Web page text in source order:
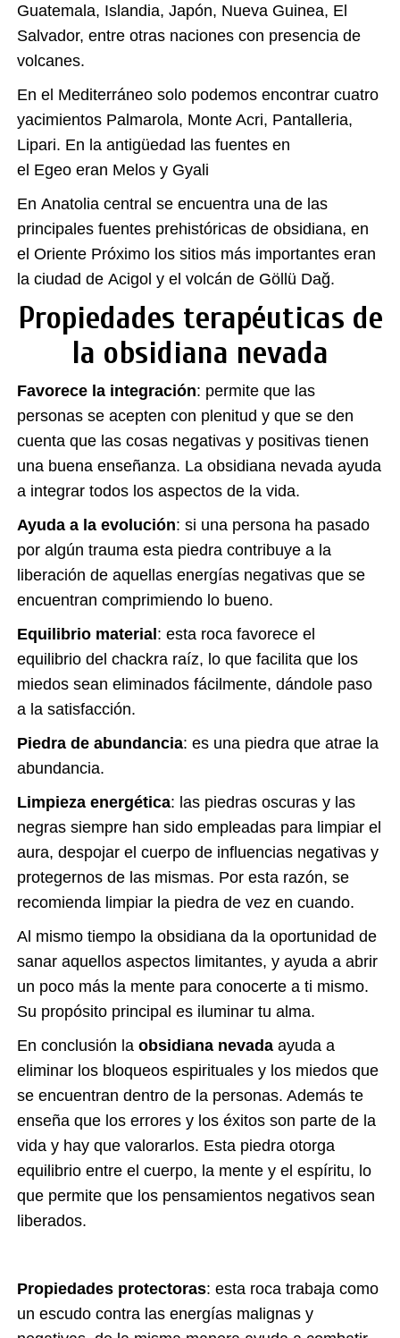
Guatemala, Islandia, Japón, Nueva Guinea, El
Salvador, entre otras naciones con presencia de
volcanes.
En el Mediterráneo solo podemos encontrar cuatro
yacimientos Palmarola, Monte Acri, Pantalleria,
Lipari.​ En la antigüedad las fuentes en
el Egeo eran Melos y Gyali
En Anatolia central se encuentra una de las
principales fuentes prehistóricas de obsidiana, en
el Oriente Próximo los sitios más importantes eran
la ciudad de Acigol y el volcán de Göllü Dağ.
Propiedades terapéuticas de
la obsidiana nevada
Favorece la integración: permite que las
personas se acepten con plenitud y que se den
cuenta que las cosas negativas y positivas tienen
una buena enseñanza. La obsidiana nevada ayuda
a integrar todos los aspectos de la vida.
Ayuda a la evolución: si una persona ha pasado
por algún trauma esta piedra contribuye a la
liberación de aquellas energías negativas que se
encuentran comprimiendo lo bueno.
Equilibrio material : esta roca favorece el
equilibrio del chackra raíz, lo que facilita que los
miedos sean eliminados fácilmente, dándole paso
a la satisfacción.
Piedra de abundancia: es una piedra que atrae la
abundancia.
Limpieza energética: las piedras oscuras y las
negras siempre han sido empleadas para limpiar el
aura, despojar el cuerpo de influencias negativas y
protegernos de las mismas. Por esta razón, se
recomienda limpiar la piedra de vez en cuando.
Al mismo tiempo la obsidiana da la oportunidad de
sanar aquellos aspectos limitantes, y ayuda a abrir
un poco más la mente para conocerte a ti mismo.
Su propósito principal es iluminar tu alma.
En conclusión la obsidiana nevada ayuda a
eliminar los bloqueos espirituales y los miedos que
se encuentran dentro de la personas. Además te
enseña que los errores y los éxitos son parte de la
vida y hay que valorarlos. Esta piedra otorga
equilibrio entre el cuerpo, la mente y el espíritu, lo
que permite que los pensamientos negativos sean
liberados.
Propiedades protectoras: esta roca trabaja como
un escudo contra las energías malignas y